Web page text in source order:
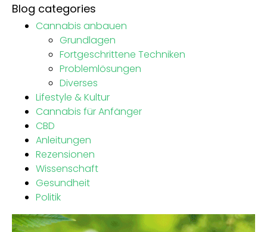
Blog categories
Cannabis anbauen
Grundlagen
Fortgeschrittene Techniken
Problemlösungen
Diverses
Lifestyle & Kultur
Cannabis für Anfänger
CBD
Anleitungen
Rezensionen
Wissenschaft
Gesundheit
Politik